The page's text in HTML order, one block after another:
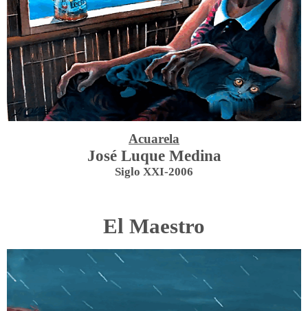
Acuarela
José Luque Medina
Siglo XXI-2006
El Maestro